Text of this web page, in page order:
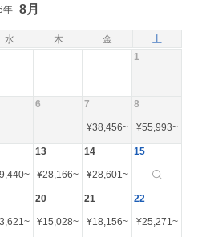
水 木 金 土
年 8月
1
6 7
¥38,456~
8
¥55,993~
~
13
¥28,166~
14
¥28,601~
15
~
20
¥15,028~
21
¥18,156~
22
¥25,271~